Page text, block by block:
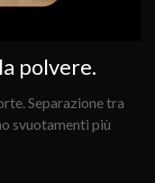
polvere.
Separazione tra
svuotamenti più